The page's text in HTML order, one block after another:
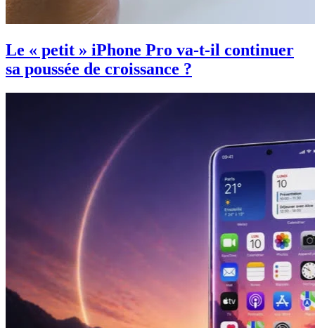
Le « petit » iPhone Pro va-t-il continuer
sa poussée de croissance ?